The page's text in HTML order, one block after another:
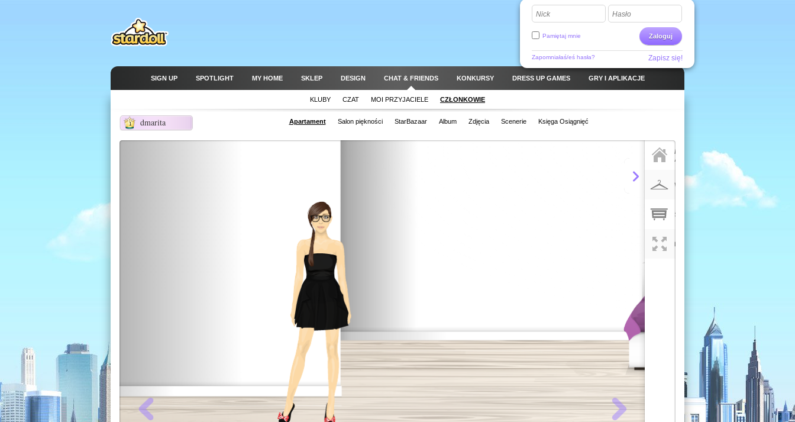
Nick Hasło
Zaloguj
Pamiętaj mnie
Zapomniałaś/eś hasła? Zapisz się!
SIGN UP SPOTLIGHT MY HOME SKLEP DESIGN CHAT & FRIENDS KONKURSY DRESS UP GAMES GRY I APLIKACJE
KLUBY CZAT MOI PRZYJACIELE CZŁONKOWIE
dmarita
1 Apartament Salon piękności StarBazaar Album Zdjęcia Scenerie Księga Osiągnięć